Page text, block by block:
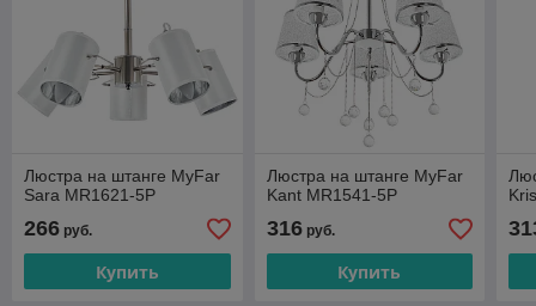
Люстра на штанге MyFar
Sara MR1621-5P
266 руб.
Купить
Люстра на штанге MyFar
Kant MR1541-5P
316руб.
Купить